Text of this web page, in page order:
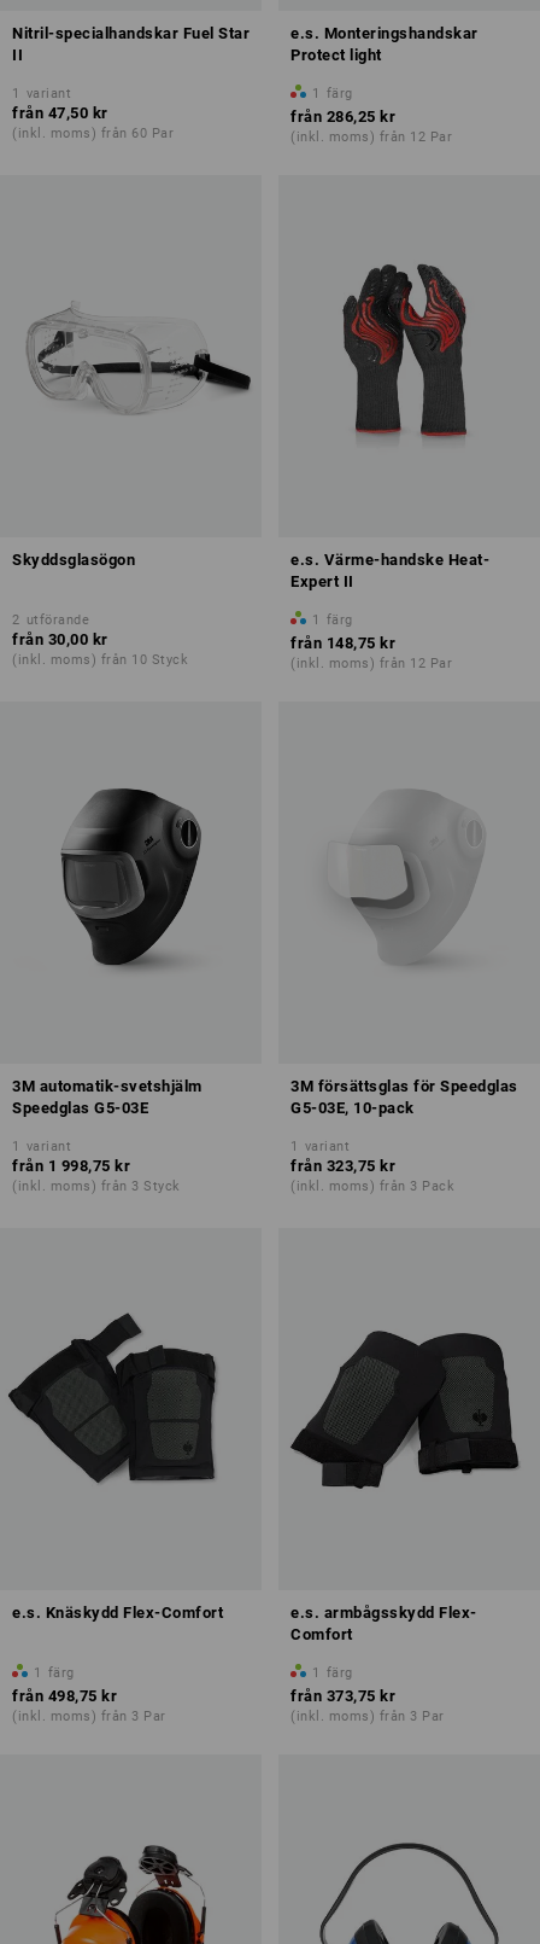
Nitril-specialhandskar Fuel Star
II
1 variant
från 47,50 kr
(inkl. moms) från 60 Par
e.s. Monteringshandskar
Protect light
1 färg
från 286,25 kr
(inkl. moms) från 12 Par
Skyddsglasögon
2 utförande
från 30,00 kr
(inkl. moms) från 10 Styck
e.s. Värme-handske Heat-
Expert II
1 färg
från 148,75 kr
(inkl. moms) från 12 Par
3M automatik-svetshjälm
Speedglas G5-03E
1 variant
från 1 998,75 kr
(inkl. moms) från 3 Styck
3M försättsglas för Speedglas
G5-03E, 10-pack
1 variant
från 323,75 kr
(inkl. moms) från 3 Pack
e.s. Knäskydd Flex-Comfort
1 färg
från 498,75 kr
(inkl. moms) från 3 Par
e.s. armbågsskydd Flex-
Comfort
1 färg
från 373,75 kr
(inkl. moms) från 3 Par